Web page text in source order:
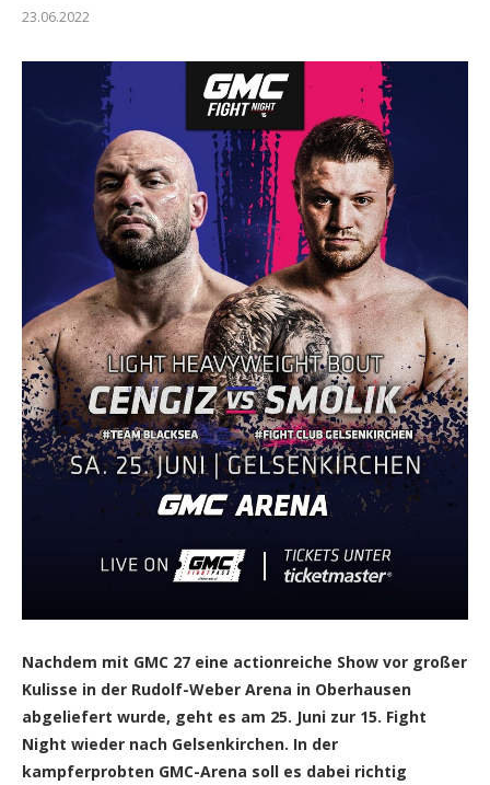
23.06.2022
Nachdem mit GMC 27 eine actionreiche Show vor großer
Kulisse in der Rudolf-Weber Arena in Oberhausen
abgeliefert wurde, geht es am 25. Juni zur 15. Fight
Night wieder nach Gelsenkirchen. In der
kampferprobten GMC-Arena soll es dabei richtig